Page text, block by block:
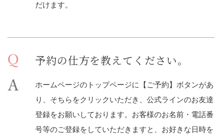
だけます。
予約の仕方を教えてください。
ホームページのトップページに【ご予約】ボタンがあ
り、そちらをクリックいただき、公式ラインのお友達
登録をお願いしております。お客様のお名前・電話番
号等のご登録をしていただきますと、お好きな日時を